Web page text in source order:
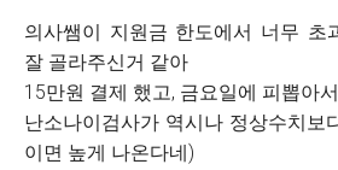
의사쌤이 지원금 한도에서 너무 초
잘 골라주신거 같아
15만원 결제 했고, 금요일에 피뽑아
난소나이검사가 역시나 정상수치보
이면 높게 나온다네)